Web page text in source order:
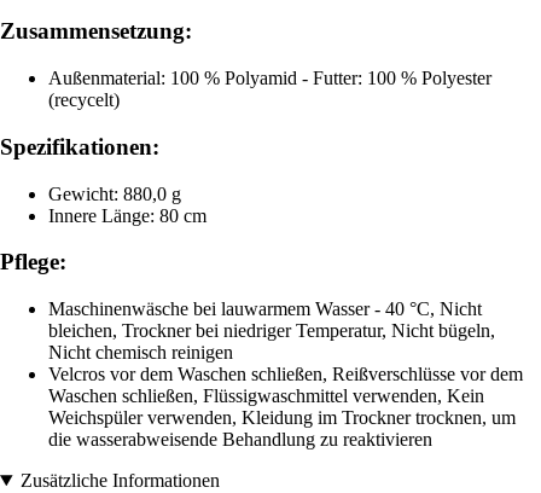
Zusammensetzung:
Außenmaterial: 100 % Polyamid - Futter: 100 % Polyester
(recycelt)
Spezifikationen:
Gewicht: 880,0 g
Innere Länge: 80 cm
Pflege:
Maschinenwäsche bei lauwarmem Wasser - 40 °C, Nicht
bleichen, Trockner bei niedriger Temperatur, Nicht bügeln,
Nicht chemisch reinigen
Velcros vor dem Waschen schließen, Reißverschlüsse vor dem
Waschen schließen, Flüssigwaschmittel verwenden, Kein
Weichspüler verwenden, Kleidung im Trockner trocknen, um
die wasserabweisende Behandlung zu reaktivieren
Zusätzliche Informationen